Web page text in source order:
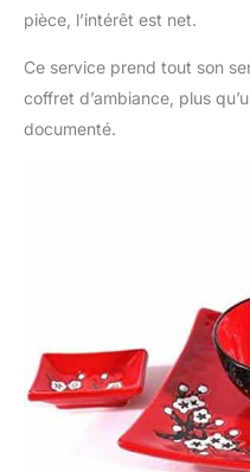
pièce, l’intérêt est net.
Ce service prend tout son
coffret d’ambiance, plus
documenté.